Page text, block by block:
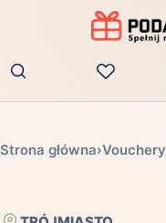
Strona główna›Vouchery